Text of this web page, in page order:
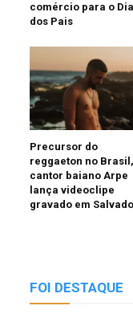
comércio para o Dia
dos Pais
Precursor do
reggaeton no Brasil,
cantor baiano Arpe
lança videoclipe
gravado em
FOI DESTAQUE